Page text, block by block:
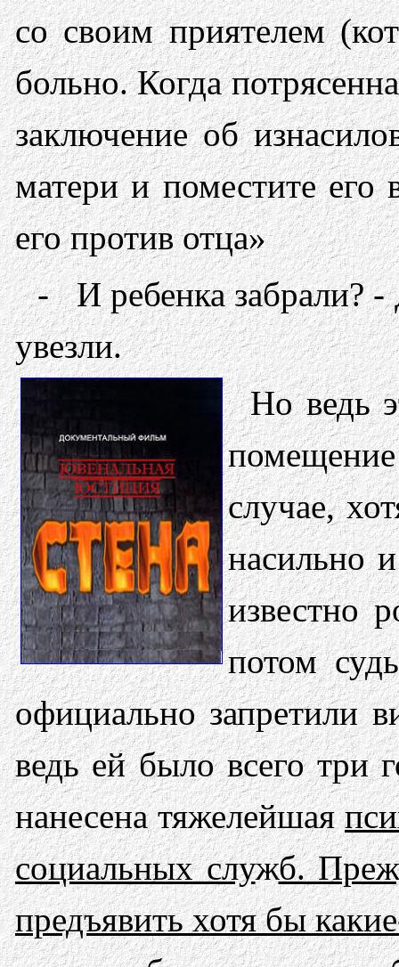
со своим приятелем
боль­но. Когда
заключение об
матери и поместите его
его против отца»
- И ребенка забрали? -
увезли.
Но ведь
помещение
случае,
насильно
известно
потом
официально запретили
ведь ей было всего три
нанесена тяжелейшая
социальных служб.
предъявить хотя бы